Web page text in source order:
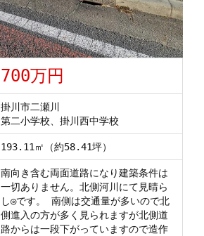
700万円
掛川市二瀬川
第二小学校、掛川西中学校
193.11㎡（約58.41坪）
南向き含む両面道路になり建築条件は
一切ありません。北側河川にて見晴ら
し◎です。 南側は交通量が多いので北
側進入の方が多く見られますが北側道
路からは一段下がっていますので造作